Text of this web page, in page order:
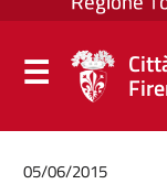
05/06/2015